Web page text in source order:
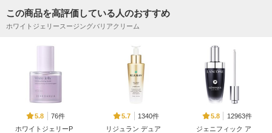
この商品を高評価している人のおすすめ
ホワイトジェリースージングバリアクリーム
5.8
76件
ホワイトジェリーP
5.7
1340件
リジュラン デュア
5.8
12963件
ジェニフィック ア